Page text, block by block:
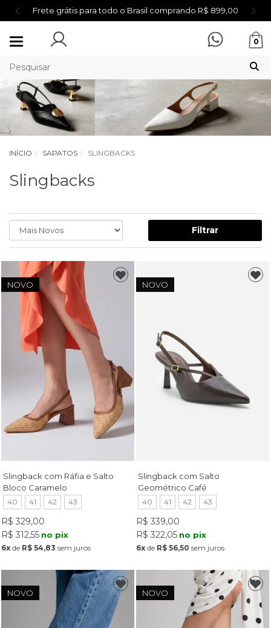
Frete grátis para todo o Brasil comprando R$ 899,00
Mudar
0
INÍCIO SAPATOS SLINGBACKS
Slingbacks
Filtrar
NOVO
Slingback com Ráfia e Salto
Bloco Caramelo
40 41 42 43
R$ 329,00
R$ 312,55 no pix
6xde R$ 54,83 sem juros
NOVO
Slingback com Salto
Geométrico Café
40 41 42 43
R$ 339,00
R$ 322,05 no pix
6x de R$ 56,50 sem juros
NOVO NOVO